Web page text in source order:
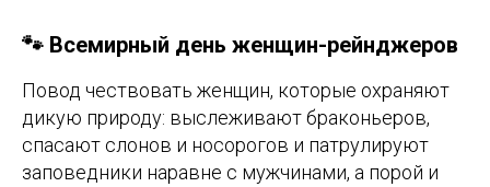
🐾 Всемирный день женщин-рейнджеров
Повод чествовать женщин, которые охраняют
дикую природу: выслеживают браконьеров,
спасают слонов и носорогов и патрулируют
заповедники наравне с мужчинами, а порой и